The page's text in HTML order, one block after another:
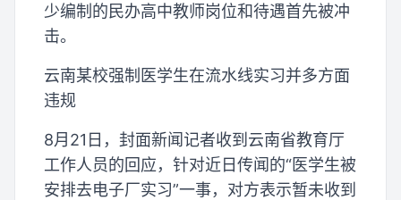
少编制的民办高中教师岗位和待遇首先被冲
击。
云南某校强制医学生在流水线实习并多方面
违规
8月21日，封面新闻记者收到云南省教育厅
工作人员的回应，针对近日传闻的“医学生被
安排去电子厂实习”一事，对方表示暂未收到